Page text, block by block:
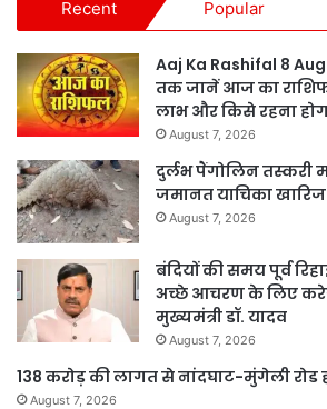
Recent Popular
Aaj Ka Rashifal 8
तक जानें आज का
लाभ और किसे रहना
August 7, 2026
दुर्लभ पैंगोलिन तस्करी
जमानत याचिका खारिज
August 7, 2026
बंदियों की समय पूर्व
अच्छे आचरण के लिए
मुख्यमंत्री डॉ. यादव
August 7, 2026
138 करोड़ की लागत से नांदघाट-मुंगेली रोड
August 7, 2026